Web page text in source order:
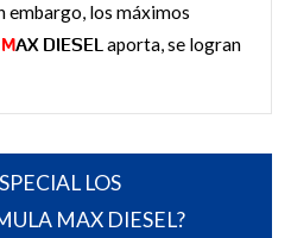
embargo, los máximos
MAX DIESELaporta, se logran
LOS
MAX DIESEL?